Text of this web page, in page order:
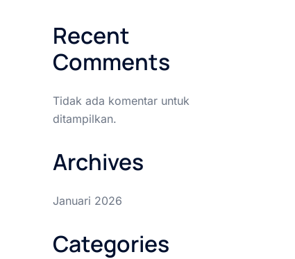
Recent
Comments
Tidak ada komentar untuk
ditampilkan.
Archives
Januari 2026
Categories